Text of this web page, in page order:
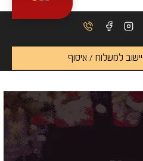
למשלוח / איסוף